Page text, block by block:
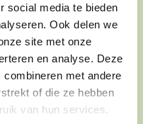
social media te bieden
Ook delen we
site met onze
en analyse. Deze
met andere
of die ze hebben
van hun services.
(overheid)
zelden beperkt
vaker raken ze
via